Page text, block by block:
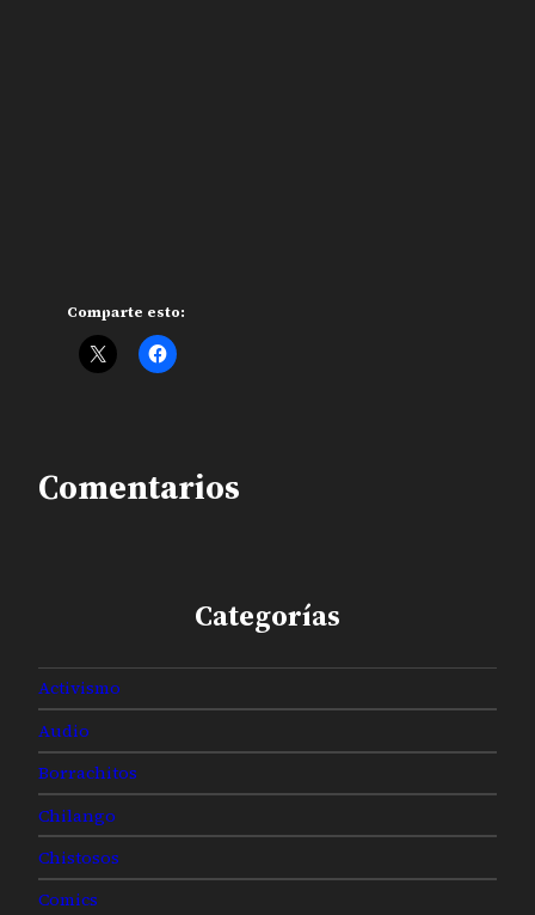
Comparte esto:
Comentarios
Categorías
Activismo
Audio
Borrachitos
Chilango
Chistosos
Comics